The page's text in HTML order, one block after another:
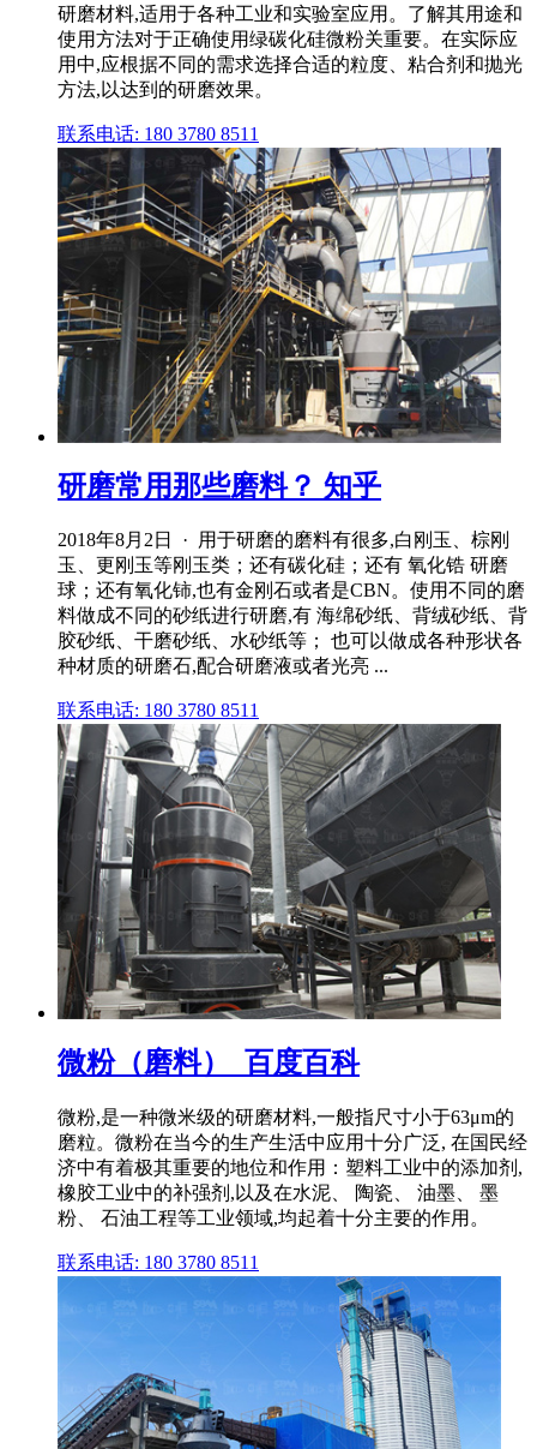
研磨材料,适用于各种工业和实验室应用。了解其用途和
使用方法对于正确使用绿碳化硅微粉关重要。在实际应
用中,应根据不同的需求选择合适的粒度、粘合剂和抛光
方法,以达到的研磨效果。
联系电话: 180 3780 8511
研磨常用那些磨料？ 知乎
2018年8月2日 · 用于研磨的磨料有很多,白刚玉、棕刚
玉、更刚玉等刚玉类；还有碳化硅；还有 氧化锆 研磨
球；还有氧化铈,也有金刚石或者是CBN。使用不同的磨
料做成不同的砂纸进行研磨,有 海绵砂纸、背绒砂纸、背
胶砂纸、干磨砂纸、水砂纸等； 也可以做成各种形状各
种材质的研磨石,配合研磨液或者光亮 ...
联系电话: 180 3780 8511
微粉（磨料）_百度百科
微粉,是一种微米级的研磨材料,一般指尺寸小于63μm的
磨粒。微粉在当今的生产生活中应用十分广泛, 在国民经
济中有着极其重要的地位和作用：塑料工业中的添加剂,
橡胶工业中的补强剂,以及在水泥、 陶瓷、 油墨、 墨
粉、 石油工程等工业领域,均起着十分主要的作用。
联系电话: 180 3780 8511